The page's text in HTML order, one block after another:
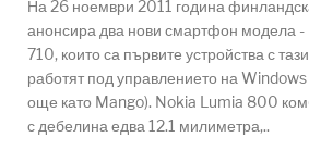
На 26 ноември 2011 година
анонсира два нови смартфон модела
710, които са първите устройства с
работят под управлението на
още като Mango). Nokia Lumia 800
с дебелина едва 12.1 милиметра,..